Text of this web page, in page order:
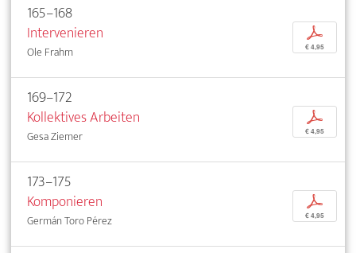
165–168
Intervenieren
Ole Frahm
p
€ 4,95
169–172
Kollektives Arbeiten
Gesa Ziemer
p
€ 4,95
173–175
Komponieren
Germán Toro Pérez
p
€ 4,95